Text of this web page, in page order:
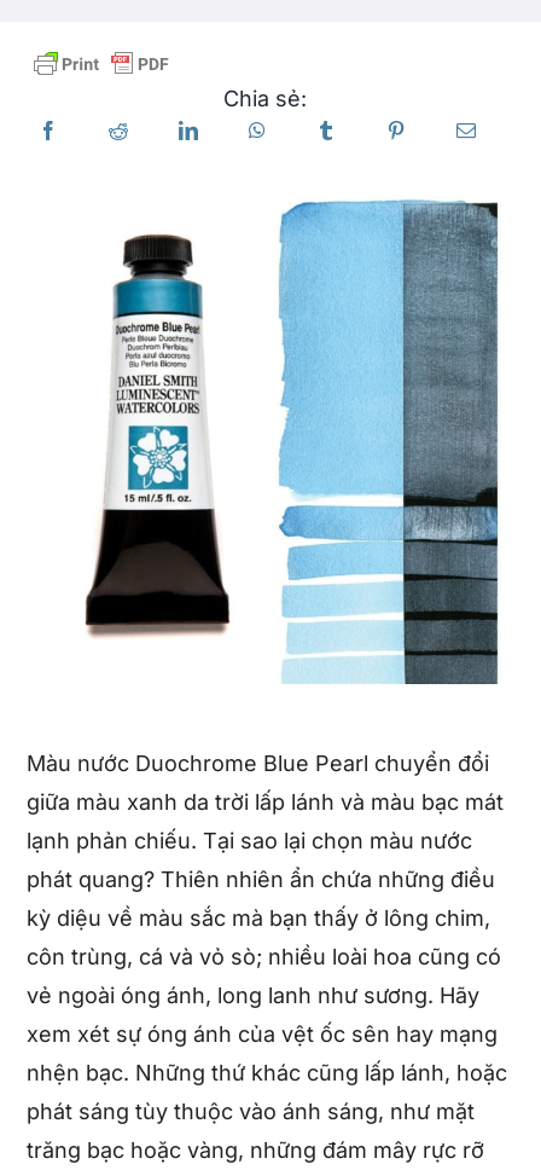
Các sản phẩm
Sự kiện
Tìm một nhà bán lẻ
Liên hệ với chúng tôi
Đặt mua
Chia sẻ:
Màu nước Duochrome Blue Pearl chuyển đổi
giữa màu xanh da trời lấp lánh và màu bạc mát
lạnh phản chiếu. Tại sao lại chọn màu nước
phát quang? Thiên nhiên ẩn chứa những điều
kỳ diệu về màu sắc mà bạn thấy ở lông chim,
côn trùng, cá và vỏ sò; nhiều loài hoa cũng có
vẻ ngoài óng ánh, long lanh như sương. Hãy
xem xét sự óng ánh của vệt ốc sên hay mạng
nhện bạc. Những thứ khác cũng lấp lánh, hoặc
phát sáng tùy thuộc vào ánh sáng, như mặt
trăng bạc hoặc vàng, những đám mây rực rỡ